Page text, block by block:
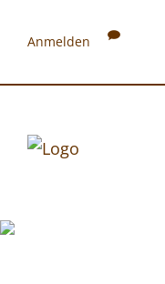
Anmelden